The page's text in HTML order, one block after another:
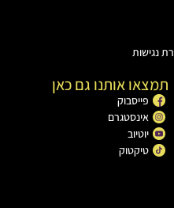
אותנו גם כאן
פייסבוק
אינסטגרם
יוטיוב
טיקטוק